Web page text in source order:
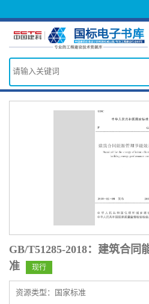
GB/T51285-2018：建筑合同
准
现行
资源类型：国家标准